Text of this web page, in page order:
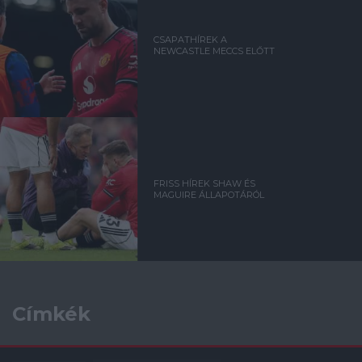
CSAPATHÍREK A
NEWCASTLE MECCS ELŐTT
FRISS HÍREK SHAW ÉS
MAGUIRE ÁLLAPOTÁRÓL
Címkék